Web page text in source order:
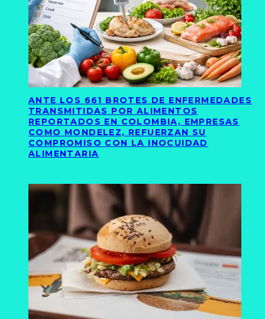
ANTE LOS 661 BROTES DE ENFERMEDADES
TRANSMITIDAS POR ALIMENTOS
REPORTADOS EN COLOMBIA, EMPRESAS
COMO MONDELEZ, REFUERZAN SU
COMPROMISO CON LA INOCUIDAD
ALIMENTARIA